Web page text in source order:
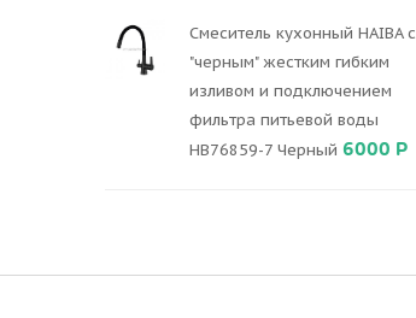
Смеситель кухонный HAIBA с
"черным" жестким гибким
изливом и подключением
фильтра питьевой воды
HB76859-7 Черный 6000 Р